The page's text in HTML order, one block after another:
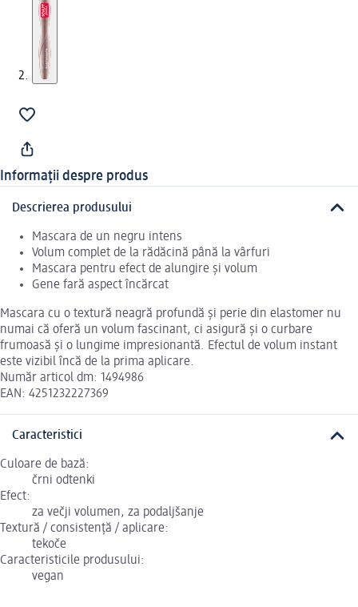
Informații despre produs
Descrierea produsului
Mascara de un negru intens
Volum complet de la rădăcină până la vârfuri
Mascara pentru efect de alungire și volum
Gene fară aspect încărcat
Mascara cu o textură neagră profundă și perie din elastomer nu
numai că oferă un volum fascinant, ci asigură și o curbare
frumoasă și o lungime impresionantă. Efectul de volum instant
este vizibil încă de la prima aplicare.
Număr articol dm: 1494986
EAN: 4251232227369
Caracteristici
Culoare de bază:
črni odtenki
Efect:
za večji volumen, za podaljšanje
Textură / consistență / aplicare:
tekoče
Caracteristicile produsului:
vegan